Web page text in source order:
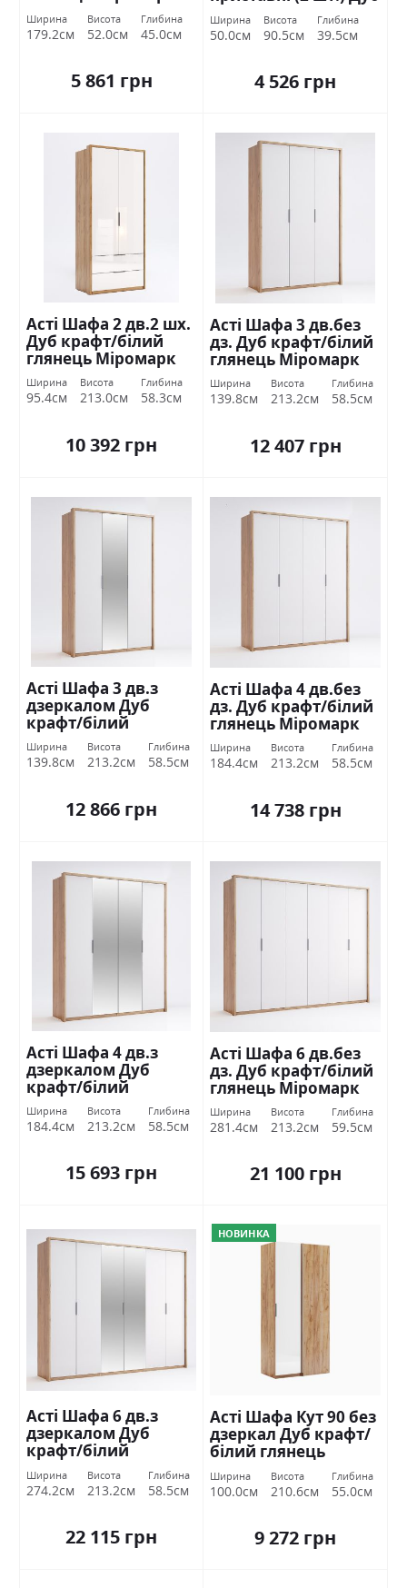
Ширина
179.2см
Висота
52.0см
Глибина
45.0см
5 861 грн
крафт/білий
глянець Міромарк
Ширина
50.0см
Висота
90.5см
Глибина
39.5см
4 526 грн
Асті Шафа 2 дв.2 шх.
Дуб крафт/білий
глянець Міромарк
Ширина
95.4см
Висота
213.0см
Глибина
58.3см
10 392 грн
Асті Шафа 3 дв.без
дз. Дуб крафт/білий
глянець Міромарк
Ширина
139.8см
Висота
213.2см
Глибина
58.5см
12 407 грн
Асті Шафа 3 дв.з
дзеркалом Дуб
крафт/білий
глянець Міромарк
Ширина
139.8см
Висота
213.2см
Глибина
58.5см
12 866 грн
Асті Шафа 4 дв.без
дз. Дуб крафт/білий
глянець Міромарк
Ширина
184.4см
Висота
213.2см
Глибина
58.5см
14 738 грн
Асті Шафа 4 дв.з
дзеркалом Дуб
крафт/білий
глянець Міромарк
Ширина
184.4см
Висота
213.2см
Глибина
58.5см
15 693 грн
Асті Шафа 6 дв.без
дз. Дуб крафт/білий
глянець Міромарк
Ширина
281.4см
Висота
213.2см
Глибина
59.5см
21 100 грн
Асті Шафа 6 дв.з
дзеркалом Дуб
крафт/білий
глянець Міромарк
Ширина
274.2см
Висота
213.2см
Глибина
58.5см
22 115 грн
НОВИНКА
Асті Шафа Кут 90 без
дзеркал Дуб крафт/
білий глянець
Міромарк
Ширина
100.0см
Висота
210.6см
Глибина
55.0см
9 272 грн